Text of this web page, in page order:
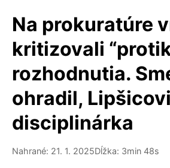
Na prokuratúre
kritizovali
rozhodnutia.
ohradil,
disciplinárka
Nahrané: 21. 1. 2025Dĺžka: 3min 48s